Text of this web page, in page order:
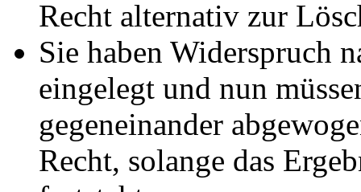
Recht alternativ zur
Sie haben Widerspruch
eingelegt und nun
gegeneinander
Recht, solange das